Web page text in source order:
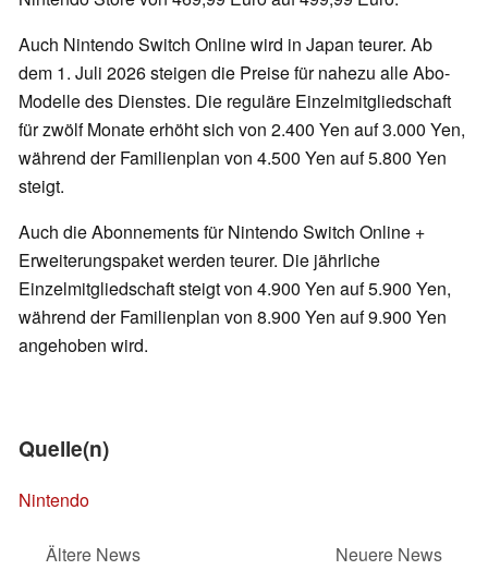
Auch Nintendo Switch Online wird in Japan teurer. Ab
dem 1. Juli 2026 steigen die Preise für nahezu alle Abo-
Modelle des Dienstes. Die reguläre Einzelmitgliedschaft
für zwölf Monate erhöht sich von 2.400 Yen auf 3.000 Yen,
während der Familienplan von 4.500 Yen auf 5.800 Yen
steigt.
Auch die Abonnements für Nintendo Switch Online +
Erweiterungspaket werden teurer. Die jährliche
Einzelmitgliedschaft steigt von 4.900 Yen auf 5.900 Yen,
während der Familienplan von 8.900 Yen auf 9.900 Yen
angehoben wird.
Quelle(n)
Nintendo
Ältere News Neuere News